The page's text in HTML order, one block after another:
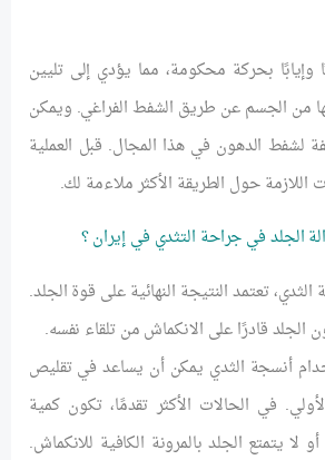
بحركة محكومة، مما يؤدي إلى تليين
من الجسم عن طريق الشفط الفراغي. ويمكن
لشفط الدهون في هذا المجال. قبل العملية
حول الطريقة الأكثر ملاءمة لك.
الجلد في جراحة التثدي في إيران ؟
تعتمد النتيجة النهائية على قوة الجلد.
قادرًا على الانكماش من تلقاء نفسه.
أنسجة الثدي يمكن أن يساعد في تقليص
في الحالات الأكثر تقدمًا، تكون كمية
لا يتمتع الجلد بالمرونة الكافية للانكماش.